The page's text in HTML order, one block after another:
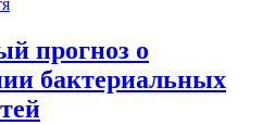
прогноз о
бактериальных